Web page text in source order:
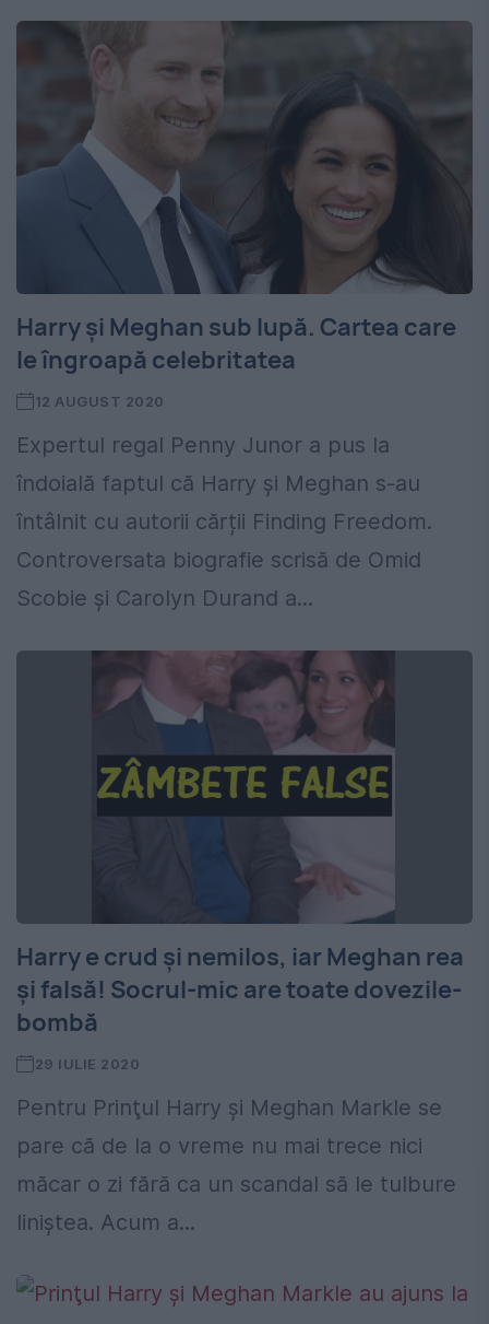
Harry și Meghan sub lupă. Cartea care
le îngroapă celebritatea
12 AUGUST 2020
Expertul regal Penny Junor a pus la
îndoială faptul că Harry și Meghan s-au
întâlnit cu autorii cărții Finding Freedom.
Controversata biografie scrisă de Omid
Scobie și Carolyn Durand a...
Harry e crud şi nemilos, iar Meghan rea
şi falsă! Socrul-mic are toate dovezile-
bombă
29 IULIE 2020
Pentru Prinţul Harry şi Meghan Markle se
pare că de la o vreme nu mai trece nici
măcar o zi fără ca un scandal să le tulbure
liniştea. Acum a...